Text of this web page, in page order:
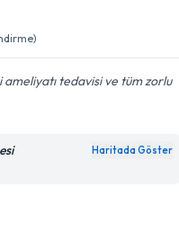
tedavisi ve tüm zorlu
Haritada Göster